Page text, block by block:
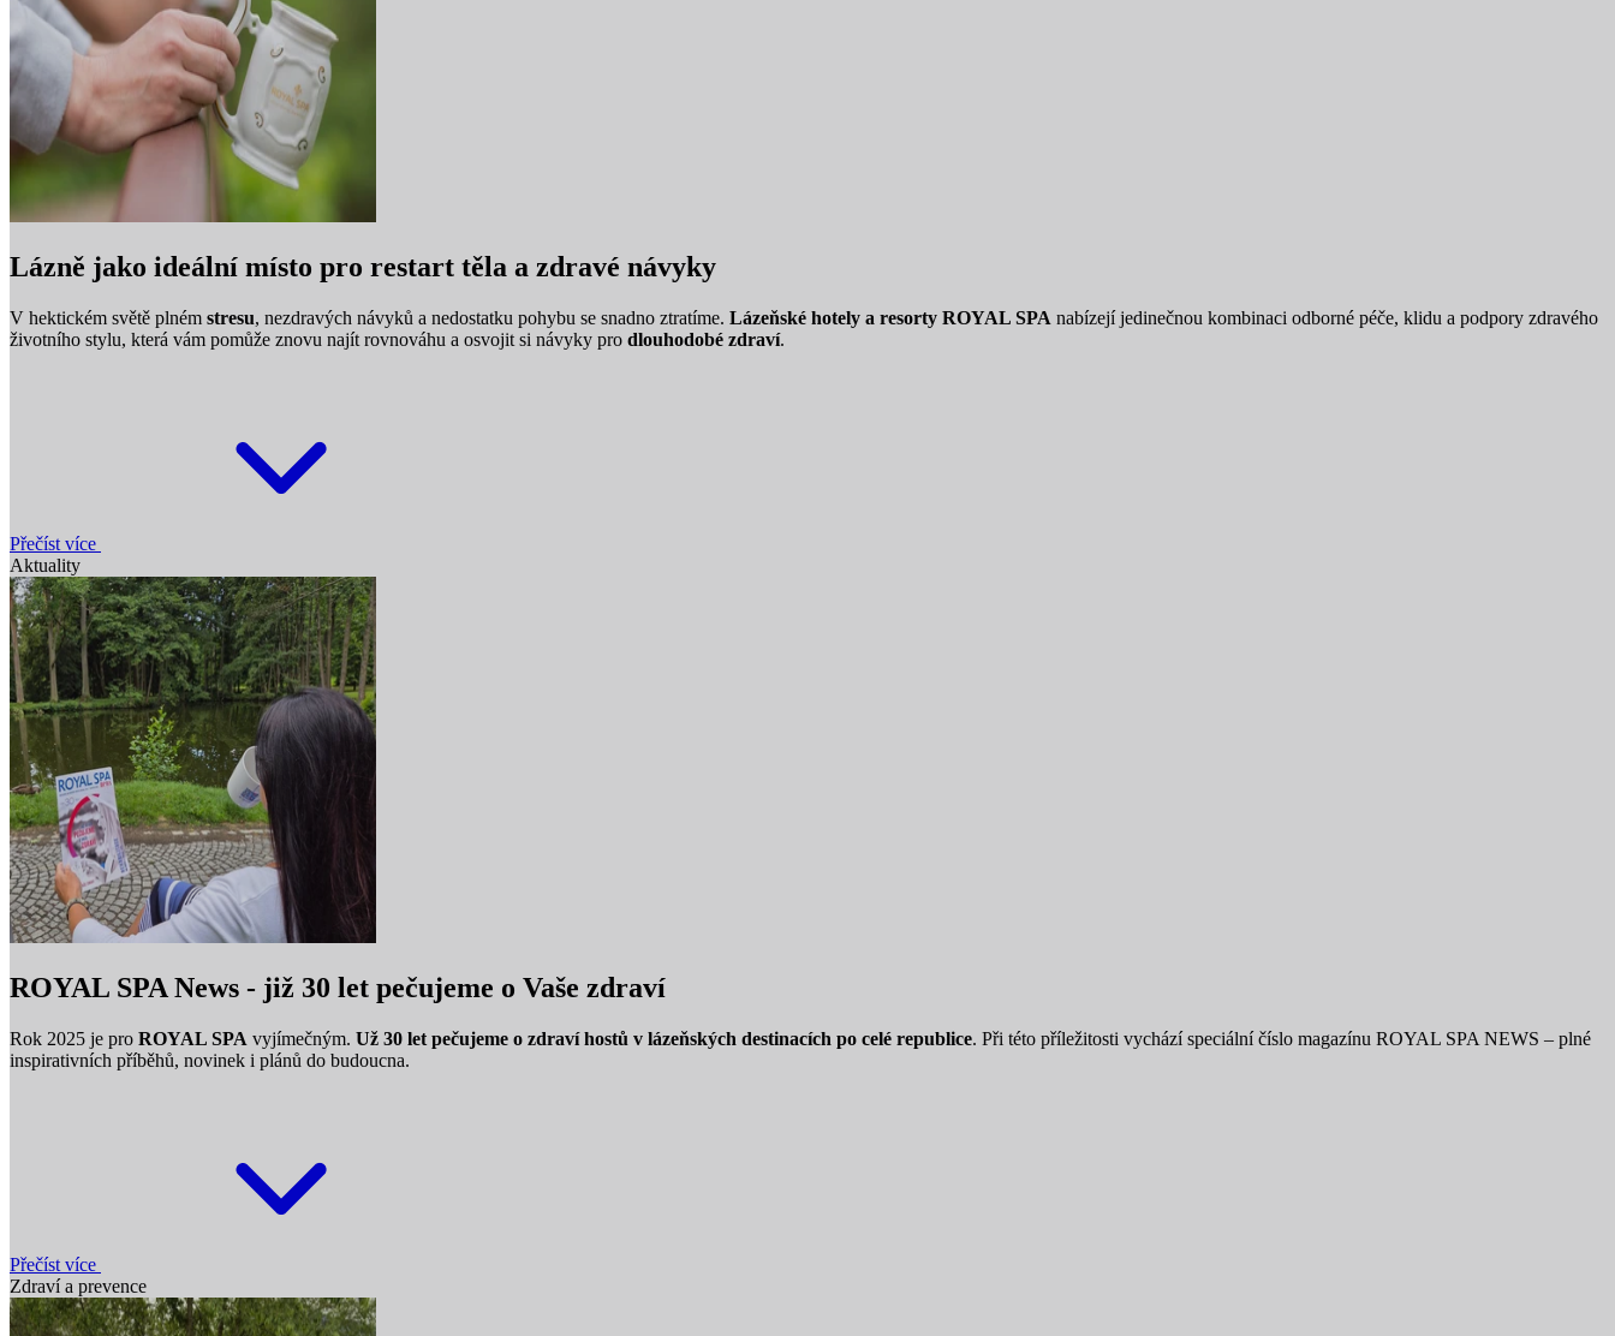
Lázně jako ideální místo pro restart těla a zdravé návyky
V hektickém světě plném stresu, nezdravých návyků a nedostatku pohybu se snadno ztratíme. Lázeňské hotely a resorty ROYAL SPA nabízejí jedinečnou kombinaci odborné péče, klidu a podpory zdravého
životního stylu, která vám pomůže znovu najít rovnováhu a osvojit si návyky pro dlouhodobé zdraví.
Přečíst více
Aktuality
ROYAL SPA News - již 30 let pečujeme o Vaše zdraví
Rok 2025 je pro ROYAL SPA vyjímečným. Už 30 let pečujeme o zdraví hostů v lázeňských destinacích po celé republice. Při této příležitosti vychází speciální číslo magazínu ROYAL SPA NEWS – plné
inspirativních příběhů, novinek i plánů do budoucna.
Přečíst více
Zdraví a prevence